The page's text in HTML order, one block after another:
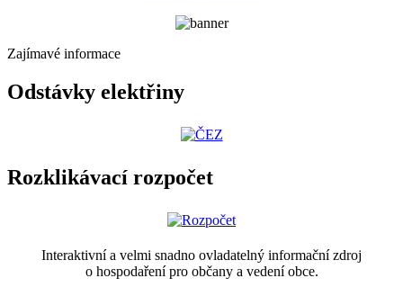
Zajímavé informace
Odstávky elektřiny
Rozklikávací rozpočet
Interaktivní a velmi snadno ovladatelný informační zdroj
o hospodaření pro občany a vedení obce.